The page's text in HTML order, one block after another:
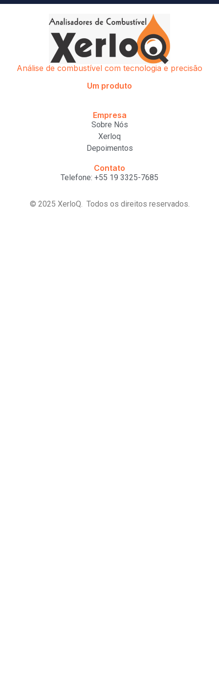
Análise de combustível com tecnologia e precisão
Um produto
Empresa
Sobre Nós
Xerloq
Depoimentos
Contato
Telefone: +55 19 3325-7685
© 2025 XerloQ. Todos os direitos reservados.